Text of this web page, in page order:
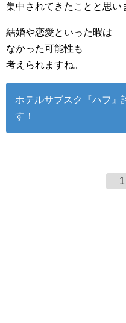
集中されてきたことと思い
結婚や恋愛といった暇は
なかった可能性も
考えられますね。
ホテルサブスク『ハフ』
す！
1